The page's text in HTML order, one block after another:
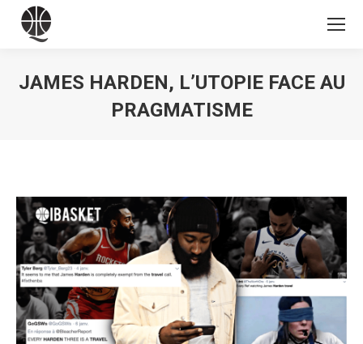
JAMES HARDEN, L’UTOPIE FACE AU
PRAGMATISME